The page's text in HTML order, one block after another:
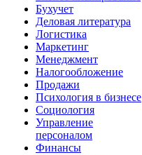
Бухучет
Деловая литература
Логистика
Маркетинг
Менеджмент
Налогообложение
Продажи
Психология в бизнесе
Социология
Управление
персоналом
Финансы